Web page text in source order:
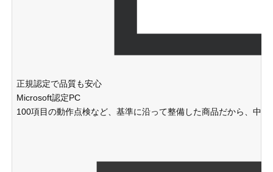
正規認定で品質も安心
Microsoft認定PC
100項目の動作点検など、基準に沿って整備した商品だから、中